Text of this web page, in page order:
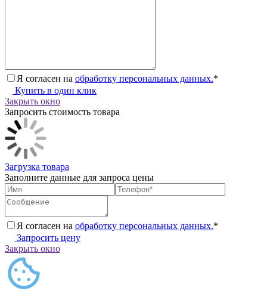
Я согласен на обработку персональных данных.*
Купить в один клик
Закрыть окно
Запросить стоимость товара
Загрузка товара
Заполните данные для запроса цены
Я согласен на обработку персональных данных.*
Запросить цену
Закрыть окно